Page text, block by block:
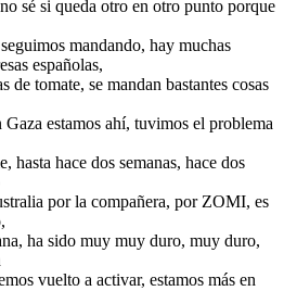
sé si queda otro en otro punto porque
mandando, hay muchas
españolas,
de tomate, se mandan bastantes cosas
Gaza estamos ahí, tuvimos el problema
hasta hace dos semanas, hace dos
por la compañera, por ZOMI, es
ha sido muy muy duro, muy duro,
vuelto a activar, estamos más en